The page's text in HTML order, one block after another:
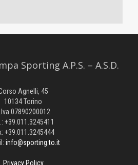
Sporting A.P.S. – A.S.D.
Agnelli, 45
10134 Torino
07890200012
+39.011.3245411
+39.011.3245444
info@sporting.to.it
Privacy Policy